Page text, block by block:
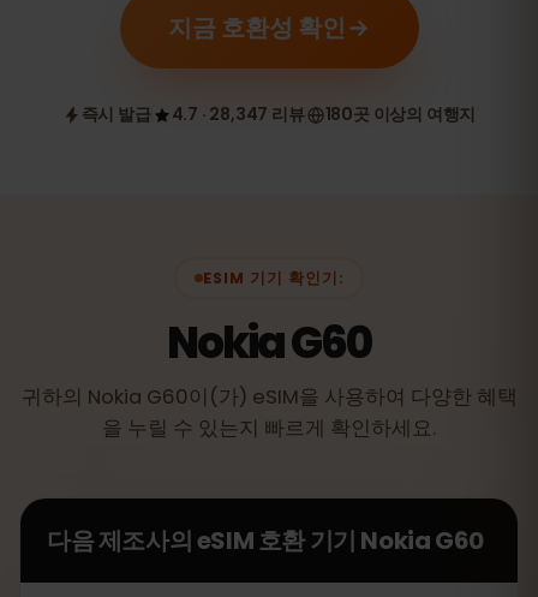
지금 호환성 확인
즉시 발급 4.7 · 28,347 리뷰 180곳 이상의 여행지
ESIM 기기 확인기:
Nokia G60
귀하의 Nokia G60이(가) eSIM을 사용하여 다양한 혜택
을 누릴 수 있는지 빠르게 확인하세요.
다음 제조사의 eSIM 호환 기기 Nokia G60